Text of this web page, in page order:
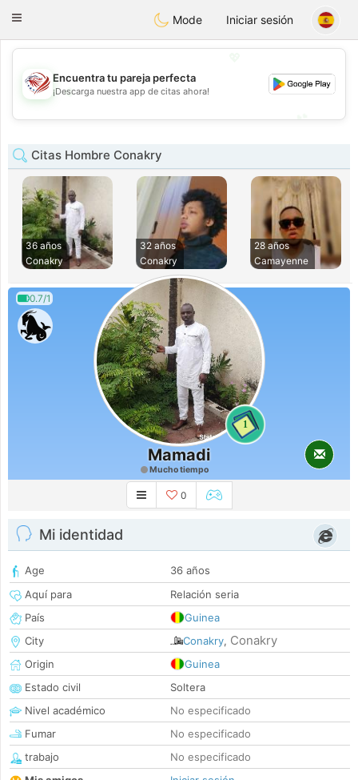
StatesDating
Toggle
Mode Iniciar sesión
💖
💕
Encuentra tu pareja perfecta
¡Descarga nuestra app de citas ahora!
Citas Hombre Conakry
36 años
Conakry
32 años
Conakry
28 años
Camayenne
0.7/1
1
Mamadi
Mucho tiempo
0
Mi identidad
Age
36 años
Aquí para
Relación seria
País
Guinea
City
Conakry, Conakry
Origin
Guinea
Estado civil
Soltera
Nivel académico
No especificado
Fumar
No especificado
trabajo
No especificado